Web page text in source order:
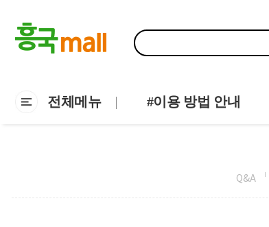
전체메뉴 #이용 방법 안내
Q&A